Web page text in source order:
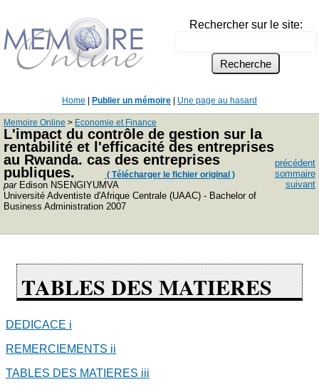
Rechercher sur le site:
Home Publier un mémoire Une page au hasard
Memoire Online > Economie et Finance
L'impact du contrôle de gestion sur la
rentabilité et l'efficacité des entreprises
au Rwanda. cas des entreprises
publiques.
( Télécharger le fichier original )
parEdison NSENGIYUMVA
Université Adventiste d'Afrique Centrale (UAAC) - Bachelor of
Business Administration 2007
précédent
sommaire
suivant
TABLES DES MATIERES
DEDICACE i
REMERCIEMENTS ii
TABLES DES MATIERES iii